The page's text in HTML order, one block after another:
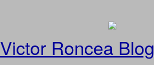
Victor Roncea Blog